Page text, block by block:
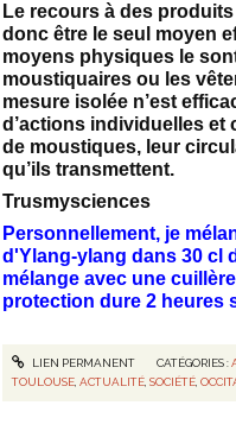
Le recours à des
donc être le seul moyen
moyens physiques le
moustiquaires ou les
mesure isolée n’est
d’actions individuelles et
de moustiques, leur
qu’ils transmettent.
Trusmysciences
Personnellement, je
d'Ylang-ylang dans 30 cl
mélange avec une
protection dure 2 heures
LIEN PERMANENT CATÉGORIES :
TOULOUSE ,ACTUALITÉ ,SOCIÉTÉ ,